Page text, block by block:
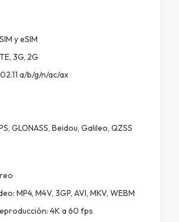
y eSIM
3G, 2G
a/b/g/n/ac/ax
GLONASS, Beidou, Galileo, QZSS
MP4, M4V, 3GP, AVI, MKV, WEBM
4K a 60 fps